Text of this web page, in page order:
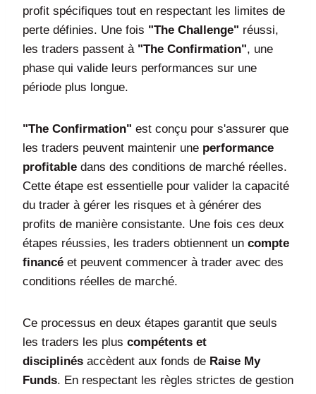
profit spécifiques tout en respectant les limites de
perte définies. Une fois "The Challenge" réussi,
les traders passent à "The Confirmation", une
phase qui valide leurs performances sur une
période plus longue.
"The Confirmation" est conçu pour s'assurer que
les traders peuvent maintenir une performance
profitable dans des conditions de marché réelles.
Cette étape est essentielle pour valider la capacité
du trader à gérer les risques et à générer des
profits de manière consistante. Une fois ces deux
étapes réussies, les traders obtiennent un compte
financé et peuvent commencer à trader avec des
conditions réelles de marché.
Ce processus en deux étapes garantit que seuls
les traders les plus compétents et
disciplinés accèdent aux fonds de Raise My
Funds. En respectant les règles strictes de gestion